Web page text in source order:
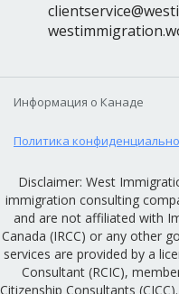
Информация о Канаде
Политика
Disclaimer: West
immigration consulting
and are not affiliated with
Canada (IRCC) or any other
services are provided by a
Consultant (RCIC),
Citizenship Consultants